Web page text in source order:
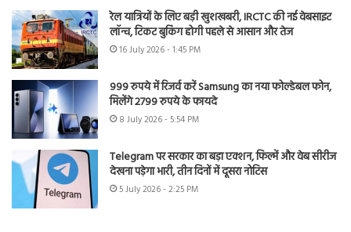
रेल यात्रियों के लिए बड़ी खुशखबरी, IRCTC की नई वेबसाइट
लॉन्च, टिकट बुकिंग होगी पहले से आसान और तेज
16 July 2026 - 1:45 PM
999 रुपये में रिजर्व करें Samsung का नया फोल्डेबल फोन,
मिलेंगे 2799 रुपये के फायदे
8 July 2026 - 5:54 PM
Telegram पर सरकार का बड़ा एक्शन, फिल्में और वेब सीरीज
देखना पड़ेगा भारी, तीन दिनों में दूसरा नोटिस
5 July 2026 - 2:25 PM